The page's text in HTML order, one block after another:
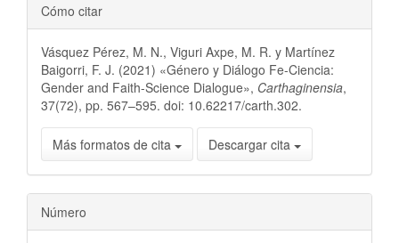
Cómo citar
Vásquez Pérez, M. N., Viguri Axpe, M. R. y Martínez
Baigorri, F. J. (2021) «Género y Diálogo Fe-Ciencia:
Gender and Faith-Science Dialogue», Carthaginensia,
37(72), pp. 567–595. doi: 10.62217/carth.302.
Más formatos de cita Descargar cita
Número